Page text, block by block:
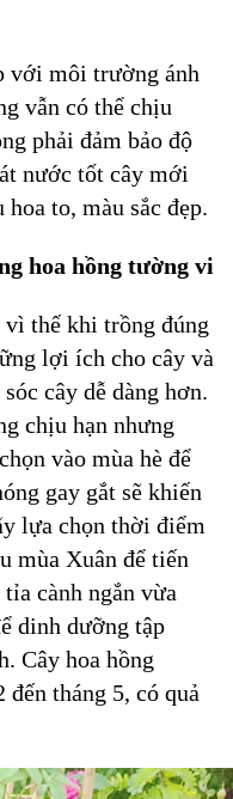
với môi trường ánh
vẫn có thể chịu
phải đảm bảo độ
nước tốt cây mới
to, màu sắc đẹp.
hoa hồng tường vi
thế khi trồng đúng
lợi ích cho cây và
cây dễ dàng hơn.
chịu hạn nhưng
vào mùa hè để
gay gắt sẽ khiến
lựa chọn thời điểm
mùa Xuân để tiến
cành ngắn vừa
dinh dưỡng tập
Cây hoa hồng
tháng 5, có quả